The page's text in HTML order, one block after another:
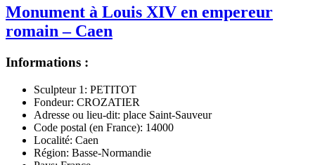
Monument à Louis XIV en empereur
romain – Caen
Informations :
Sculpteur 1: PETITOT
Fondeur: CROZATIER
Adresse ou lieu-dit: place Saint-Sauveur
Code postal (en France): 14000
Localité: Caen
Région: Basse-Normandie